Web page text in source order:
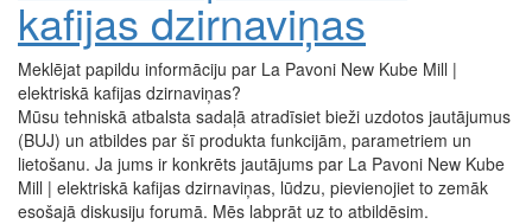
10 padomi izcila dzēriena pagatavošanai
Tēja no EKO kapsulas, kāpēc gan ne?
Kā izvēlēties ceļojumu kafijas automātu?
Espresso toniks – atsvaidzinošs vasaras hīts
visi raksti